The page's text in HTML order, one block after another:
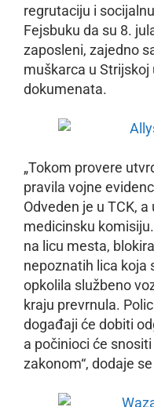
regrutaciju i
Fejsbuku da su 8.
zaposleni, zajedno
muškarca u Strijskoj
dokumenata.
„Tokom provere
pravila vojne
Odveden je u TCK,
medicinsku
na licu mesta,
nepoznatih lica koja
opkolila službeno
kraju prevrnula.
događaji će dobiti
a počinioci će
zakonom“, dodaje